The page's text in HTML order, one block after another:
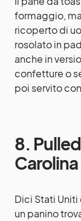
formaggio,
ricoperto di
rosolato in
anche in
confetture o
poi servito
8.
Carolina
Dici Stati Uniti
un panino